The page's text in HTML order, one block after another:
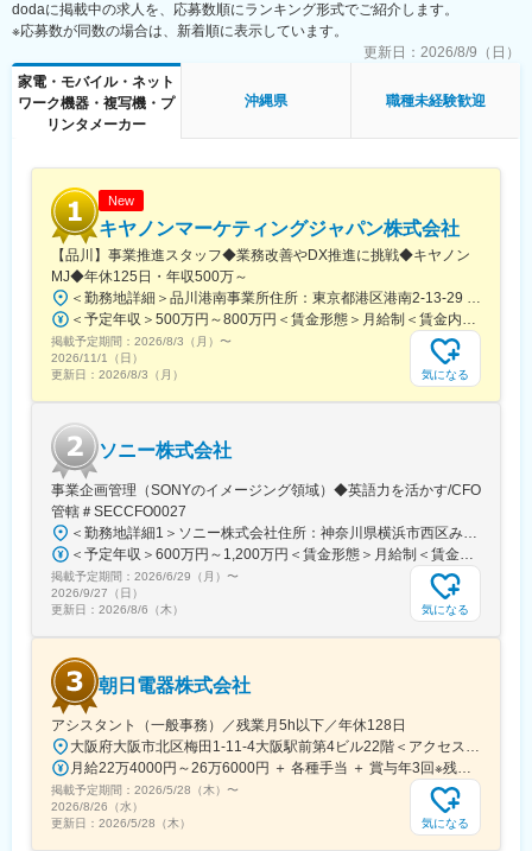
■研修制度
入社後は、小田原にある研修センターにて、機械の解体・組み立
てなどの基礎技術を学び、先輩社員とのOJTを通じて、現場での
実務に慣れていただきます。上記のとおり実機を用いたトレーニ
ングなどから必要なスキルを段階的に習得できますので、整備士
の方は早くキャッチアップいただけます！
■働き方の魅力
フレックス制度を導入しており、午前・午後の半休制度もあるた
め、柔軟な働き方が可能です。さらに、担当エリアが狭いため、
各エンジニアの負担を軽減し、バランスの取れたワークライフを
実現できます。
休日・夜間の問い合わせはコールセンター対応であり、メリハリ
をつけて働くことが可能です。（当番制あり）
■待遇
平均年収907万円と医療機器メーカーでNo1の平均年収を誇り、住
ます。
■キャリア
富士フイルムグループの育成制度「＋STORY」で成長をサポー
ト。ジョブローテーションや研修でキャリアの幅を広げられま
す。
公式HP：https://fms-careers.fujifilm.com/environment/training/
■組織構成
国内に48拠点を有し、各拠点をチーム全体でサポートし合いなが
ら業務を進めます。
変更の範囲：会社の定める業務
dodaに掲載中の求人を、応募数順にランキング形式でご紹介します。
※応募数が同数の場合は、新着順に表示しています。
更新日： 2026/8/9（日）
家電・モバイル・ネット
ワーク機器・複写機・プ
リンタメーカー
沖縄県 職種未経験歓迎
New
キヤノンマーケティングジャパン株式会社
【品川】事業推進スタッフ◆業務改善やDX推進に挑戦◆キヤノン
MJ◆年休125日・年収500万～
＜勤務地詳細＞品川港南事業所住所：東京都港区港南2-13-29 キヤノン港南ビル勤務地最寄駅：JR線／品川駅受動喫煙対策：屋内全面禁煙変更の範囲：会社の定める事業所（リモートワーク含む）
＜予定年収＞500万円～800万円＜賃金形態＞月給制＜賃金内訳＞月額（基本給）：280,000円～450,000円＜月給＞280,000円～450,000円＜昇給有無＞有＜残業手当＞有＜給与補足＞※経験・スキル・年齢等を考慮の上、当社規定により決定します。■業績昇給：年1回（4月）■賞与：年2回（6月・12月）賃金はあくまでも目安の金額であり、選考を通じて上下する可能性があります。月給(月額)は固定手当を含めた表記です。
掲載予定期間： 2026/8/3（月） 〜
2026/11/1（日）
更新日： 2026/8/3（月） 気になる
ソニー株式会社
事業企画管理（SONYのイメージング領域）◆英語力を活かす/CFO
管轄＃SECCFO0027
＜勤務地詳細1＞ソニー株式会社住所：神奈川県横浜市西区みなとみらい5-1-1 受動喫煙対策：屋内全面禁煙＜勤務地詳細2＞ソニーシティ大崎住所：東京都品川区大崎2-10-1 勤務地最寄駅：JR線／大崎駅受動喫煙対策：屋内全面禁煙変更の範囲：会社の定める事業所（リモートワーク含む）
＜予定年収＞600万円～1,200万円＜賃金形態＞月給制＜賃金内訳＞月額（基本給）：350,000円～500,000円＜月給＞350,000円～500,000円＜昇給有無＞有＜残業手当＞有＜給与補足＞※年収は経験や能力を考慮の上、当社規定により決定します。賃金はあくまでも目安の金額であり、選考を通じて上下する可能性があります。月給(月額)は固定手当を含めた表記です。
掲載予定期間： 2026/6/29（月） 〜
2026/9/27（日）
更新日： 2026/8/6（木） 気になる
朝日電器株式会社
アシスタント（一般事務）／残業月5h以下／年休128日
大阪府大阪市北区梅田1-11-4大阪駅前第4ビル22階＜アクセス＞■Osaka Metoro谷町線「東梅田駅」南改札口より徒歩約1分■Osaka Metoro御堂筋線「梅田駅」南改札口より徒歩約5分■Osaka Metoro四ツ橋線「西梅田駅」南7-Aより徒歩約5分■JR東西線「北新地駅」より徒歩約4分■ JR各線「大阪駅」より徒歩約8分■ 阪神各線「梅田駅」より徒歩約5分■ 阪急各線「梅田駅」より徒歩約10分※転勤なし※受動喫煙対策：屋内全面禁煙
月給22万4000円～26万6000円 ＋ 各種手当 ＋ 賞与年3回※残業代は別途支給します※月給は経験スキルを考慮し決定します。
掲載予定期間： 2026/5/28（木） 〜
2026/8/26（水）
更新日： 2026/5/28（木） 気になる